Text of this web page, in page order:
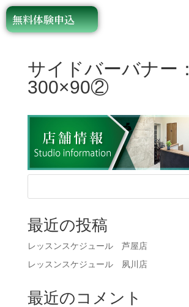
無料体験申込
サイドバーバナー：
300×90②
最近の投稿
レッスンスケジュール 芦屋店
レッスンスケジュール 夙川店
最近のコメント